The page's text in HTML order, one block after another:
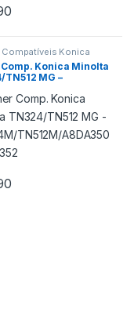
Compatíveis Konica
Konica Minolta
TN512 MG –
TN512M/A8DA350/